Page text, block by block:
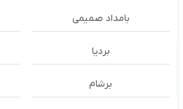
بامداد صمیمی
بردیا
برشام